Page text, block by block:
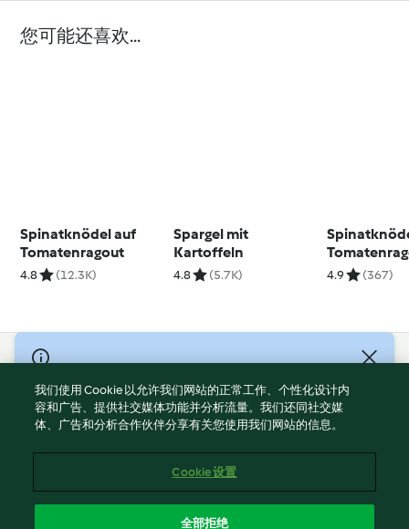
您可能还喜欢...
Spinatknödel auf
Tomatenragout
4.8 (12.3K)
Spargel mit
Kartoffeln
4.8 (5.7K) 4.9 (367)
© Copyright 2021-2023 福维克信息科技(上海)有限公司 版权所有
2026
使用规定
Cookies
我们使用 Cookie 以允许我们网站的正常工作、个性化设计内
容和广告、提供社交媒体功能并分析流量。我们还同社交媒
体、广告和分析合作伙伴分享有关您使用我们网站的信息。
Cookie 设置
全部拒绝